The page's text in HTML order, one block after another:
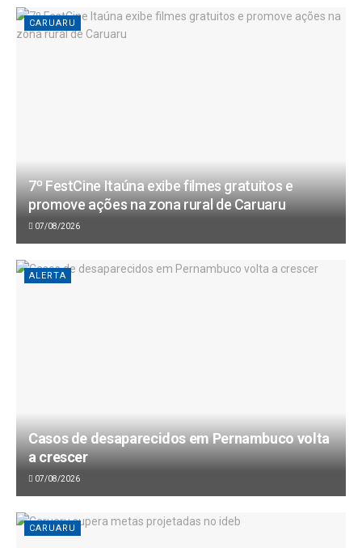
CARUARU
7º FestCine Itaúna exibe filmes gratuitos e
promove ações na zona rural de Caruaru
07/08/2026
ALERTA
Casos de desaparecidos em Pernambuco volta
a crescer
07/08/2026
CARUARU